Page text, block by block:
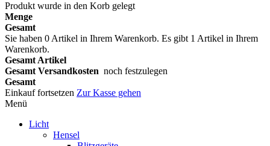
Produkt wurde in den Korb gelegt
Menge
Gesamt
Sie haben 0 Artikel in Ihrem Warenkorb. Es gibt 1 Artikel in Ihrem
Warenkorb.
Gesamt Artikel
Gesamt Versandkosten noch festzulegen
Gesamt
Einkauf fortsetzen Zur Kasse gehen
Menü
Licht
Hensel